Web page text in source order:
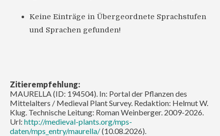
Keine Einträge in Übergeordnete Sprachstufen
und Sprachen gefunden!
Zitierempfehlung:
MAURELLA (ID: 194504). In: Portal der Pflanzen des
Mittelalters / Medieval Plant Survey. Redaktion: Helmut W.
Klug. Technische Leitung: Roman Weinberger. 2009-2026.
Url: http://medieval-plants.org/mps-
daten/mps_entry/maurella/(10.08.2026).